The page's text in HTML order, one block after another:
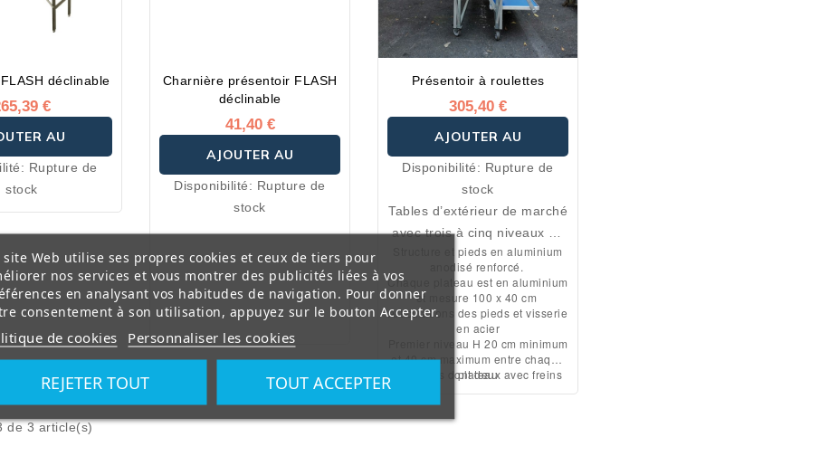
déclinable
€
AU
Rupture de
stock
Charnière présentoir FLASH
déclinable
41,40 €
AJOUTER AU
PANIER
Disponibilité: Rupture de
stock
Présentoir à roulettes
305,40 €
AJOUTER AU
PANIER
Disponibilité: Rupture de
stock
Tables d’extérieur de marché
avec trois à cinq niveaux de
présentation, pieds réglables
sur quatre positions et
sécurité anti-fermeture.
Pliable et peu encombrant,
se transporte facilement
grâce à son sac de transport
avec poignée qui est Livré
avec. Utilisation comme
Structure et pieds en aluminium
anodisé renforcé.
Chaque plateau est en aluminium
et mesure 100 x 40 cm
Articulations des pieds et visserie
en acier
Premier niveau H 20 cm minimum
et 40 cm maximum entre chaque
plateau
Roulettes dont deux avec freins
de 3 article(s)
site Web utilise ses propres cookies et ceux de tiers pour
nos services et vous montrer des publicités liées à vos
en analysant vos habitudes de navigation. Pour donner
consentement à son utilisation, appuyez sur le bouton Accepter.
de cookies Personnaliser les cookies
REJETER TOUT TOUT ACCEPTER